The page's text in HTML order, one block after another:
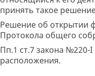
принять такое
Решение об открытии
Протокола общего
Пп.1 ст.7 закона №220-
расположения.